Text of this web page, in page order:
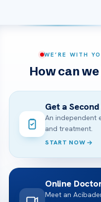
WE’RE WITH
How can
Get a
An independent
and treatment.
START NOW
Online
Meet an